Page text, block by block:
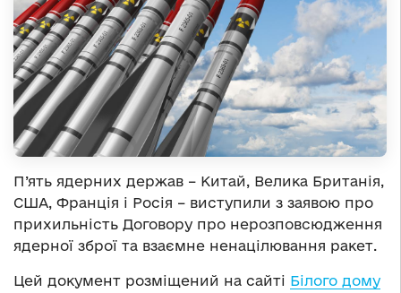
П’ять ядерних держав – Китай, Велика Британія,
США, Франція і Росія – виступили з заявою про
прихильність Договору про нерозповсюдження
ядерної зброї та взаємне ненацілювання ракет.
Цей документ розміщений на сайті Білого дому